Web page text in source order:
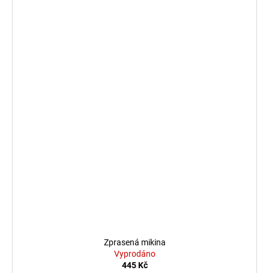
Zprasená mikina
Vyprodáno
445 Kč